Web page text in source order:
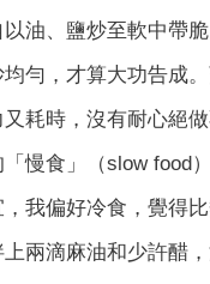
油、鹽炒至軟中帶
勻，才算大功告成
耗時，沒有耐心絕
慢食」（slow food）
我偏好冷食，覺得
兩滴麻油和少許醋